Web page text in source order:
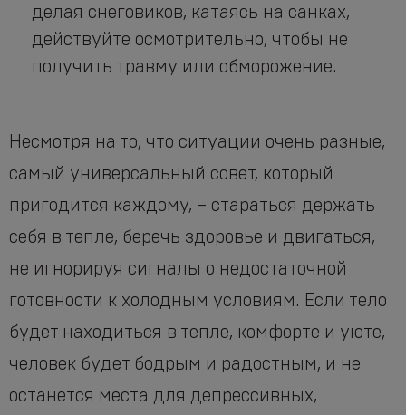
делая снеговиков, катаясь на санках,
действуйте осмотрительно, чтобы не
получить травму или обморожение.
Несмотря на то, что ситуации очень разные,
самый универсальный совет, который
пригодится каждому, – стараться держать
себя в тепле, беречь здоровье и двигаться,
не игнорируя сигналы о недостаточной
готовности к холодным условиям. Если тело
будет находиться в тепле, комфорте и уюте,
человек будет бодрым и радостным, и не
останется места для депрессивных,